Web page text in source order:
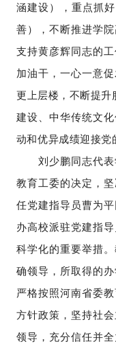
涵建设），重点抓
善），不断推进学
支持黄彦辉同志的
加油干，一心一意
更上层楼，不断提升
建设、中华传统文
动和优异成绩迎接党
刘少鹏同志代
教育工委的决定，
任党建指导员曹为
办高校派驻党建指
科学化的重要举措
确领导，所取得的
严格按照河南省委
方针政策，坚持社
领导，充分信任并